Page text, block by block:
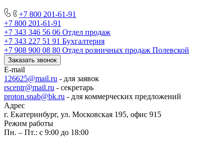
+7 800 201-61-91
+7 800 201-61-91
+7 343 346 56 06 Отдел продаж
+7 343 227 51 91 Бухгалтерия
+7 908 900 08 80 Отдел розничных продаж Полевской
Заказать звонок
E-mail
126625@mail.ru - для заявок
rscentr@mail.ru - секретарь
proton.snab@bk.ru - для коммерческих предложений
Адрес
г. Екатеринбург, ул. Московская 195, офис 915
Режим работы
Пн. – Пт.: с 9:00 до 18:00